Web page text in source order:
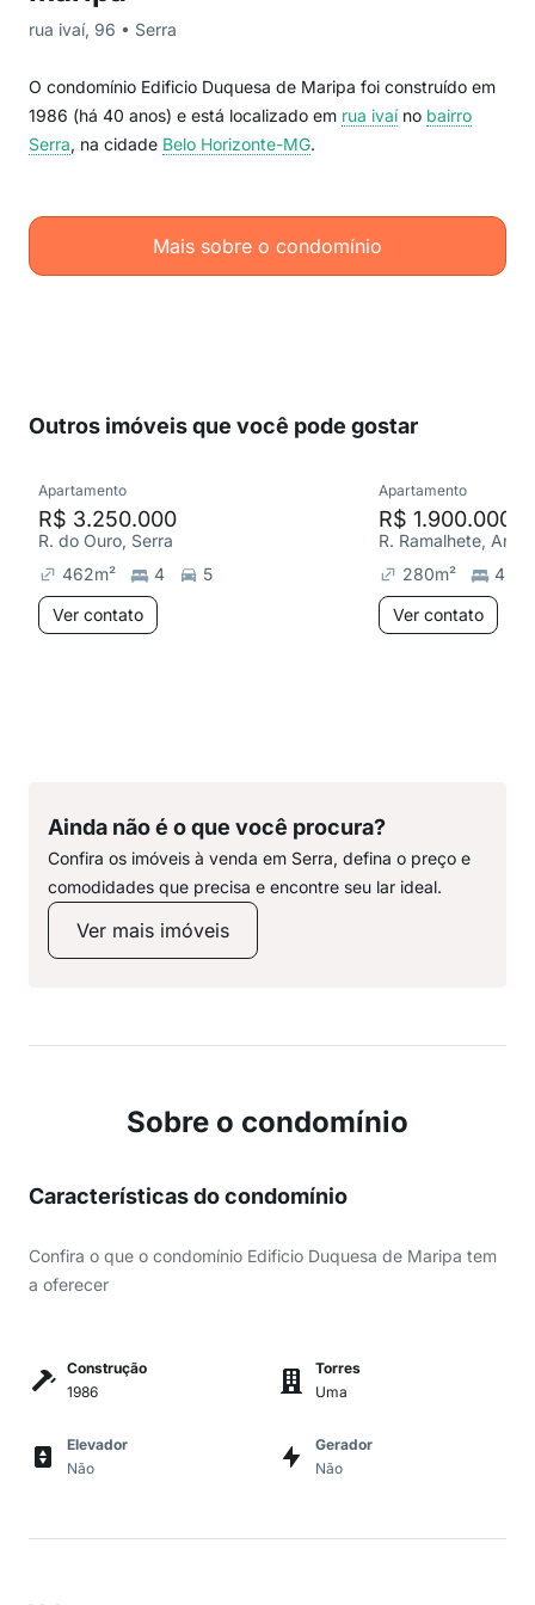
rua ivaí, 96 • Serra
O condomínio Edificio Duquesa de Maripa foi construído em
1986 (há 40 anos) e está localizado em rua ivaíno bairro
Serra, na cidade Belo Horizonte-MG.
Mais sobre o condomínio
Outros imóveis que você pode gostar
Apartamento
R$ 3.250.000
R. do Ouro, Serra
462m² 4
5
Ver contato
Apartamento
R$ 1.900.000
R. Ramalhete,
280m²
4
Ver contato
Ainda não é o que você procura?
Confira os imóveis à venda em Serra, defina o preço e
comodidades que precisa e encontre seu lar ideal.
Ver mais imóveis
Sobre o condomínio
Características do condomínio
Confira o que o condomínio Edificio Duquesa de Maripa tem
a oferecer
Construção
1986
Torres
Uma
Elevador
Não
Gerador
Não